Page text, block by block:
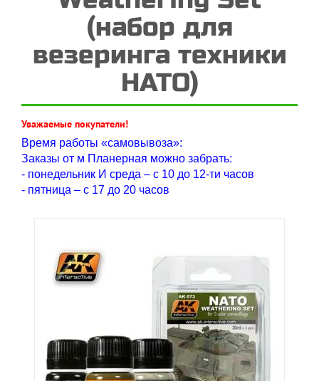
(набор для
везеринга техники
НАТО)
Уважаемые покупатели!
Время работы «самовывоза»:
Заказы от м Планерная можно забрать:
- понедельник И среда – с 10 до 12-ти часов
- пятница – с 17 до 20 часов